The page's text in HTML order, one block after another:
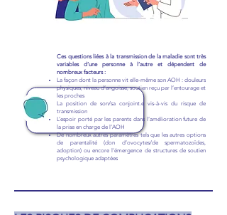
Ces questions liées à la transmission de la maladie sont très
variables d’une personne à l’autre et dépendent de
nombreux facteurs :
La façon dont la personne vit elle-même son AOH : douleurs
physiques, niveau d’angoisse, soutien reçu par l’entourage et
les proches
La position de son/sa conjoint.e vis-à-vis du risque de
transmission
L’espoir porté par les parents dans l’amélioration future de
la prise en charge de l’AOH
De nombreux autres paramètres tels que les autres options
de parentalité (don d’ovocytes/de spermatozoïdes,
adoption) ou encore l’émergence de structures de soutien
psychologique adaptées